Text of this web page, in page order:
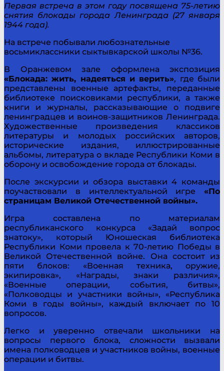
Первая встреча в этом году посвящена 75-летию
снятия блокады города Ленинграда (27 января
1944 года).
На встрече побывали любознательные
восьмиклассники сыктывкарской школы №36.
В Оранжевом зале оформлена экспозиция
«Блокада: жить, надеяться и верить», где были
представлены военные артефакты, переданные
библиотеке поисковиками республики, а также
книги и журналы, рассказывающие о подвиге
ленинградцев и воинов-защитников Ленинграда.
Художественные произведения классиков
литературы и молодых российских авторов,
исторические издания, иллюстрированные
альбомы, литература о вкладе Республики Коми в
оборону и освобождение города от блокады.
После экскурсии и обзора выставки 4 команды
поучаствовали в интеллектуальной игре «По
страницам Великой Отечественной войны».
Игра составлена по материалам
республиканского конкурса «Задай вопрос
знатоку», который Юношеская библиотека
Республики Коми провела к 70-летию Победы в
Великой Отечественной войне. Она состоит из
пяти блоков: «Военная техника, оружие,
экипировка», «Награды, знаки различия»,
«Военные операции, события, битвы»,
«Полководцы и участники войны», «Республика
Коми в годы войны», каждый включает по 10
вопросов.
Легко и уверенно отвечали школьники на
вопросы первого блока, сложности вызвали
имена полководцев и участников войны, военные
операции и битвы.